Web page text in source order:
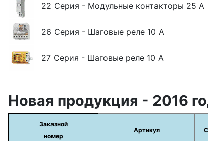
22 Серия - Модульные контакторы 25 A
26 Серия - Шаговые реле 10 А
27 Серия - Шаговые реле 10 A
Новая продукция - 2016
Заказной
номер
Артикул